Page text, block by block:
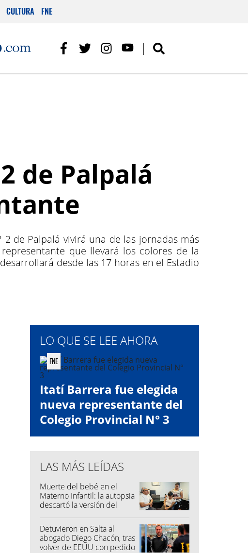
CULTURA FNE
de Palpalá
2 de Palpalá vivirá una de las jornadas más
que llevará los colores de la
desde las 17 horas en el Estadio
LO QUE SE LEE AHORA
FNE
Itatí Barrera fue elegida
nueva representante del
Colegio Provincial N° 3
LAS MÁS LEÍDAS
Muerte del bebé en el
Materno Infantil: la autopsia
descartó la versión del
Detuvieron en Salta al
abogado Diego Chacón, tras
volver de EEUU con pedido